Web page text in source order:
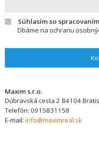
Súhlasím so
Dbáme na ochranu
Maxim s.r.o.
Dúbravská cesta 2 84104
Telefón: 0915831158
E-mail: info@maximreal.sk